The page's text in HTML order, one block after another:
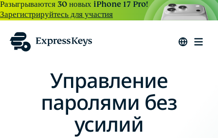
Разыгрываются 30 новых iPhone 17 Pro!
Зарегистрируйтесь для участия
Управление
паролями без
усилий